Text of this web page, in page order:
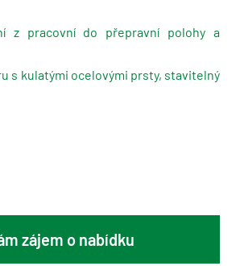
z pracovní do přepravní polohy a
s kulatými ocelovými prsty, stavitelný
zájem o nabídku